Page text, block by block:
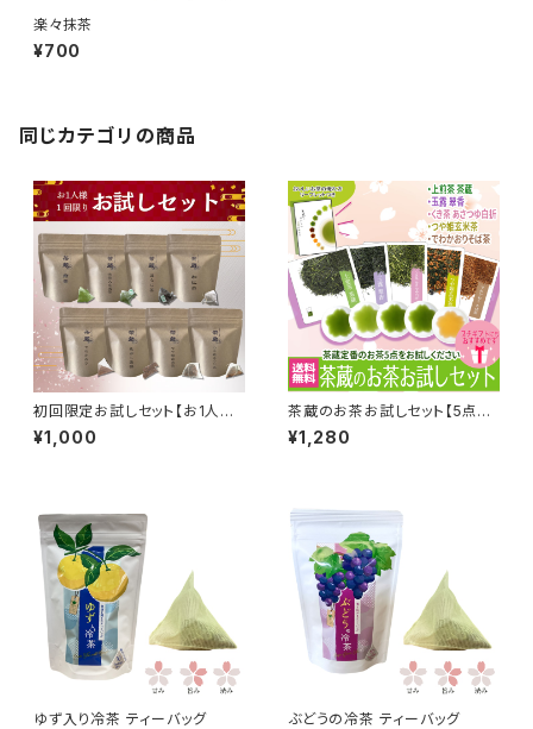
楽々抹茶
¥700
同じカテゴリの商品
初回限定お試しセット【お1人様
１回限り】
¥1,000
茶蔵のお茶お試しセット【5点ま
で送料無料】
¥1,280
ゆず入り冷茶 ティーバッグ ぶどうの冷茶 ティーバッグ